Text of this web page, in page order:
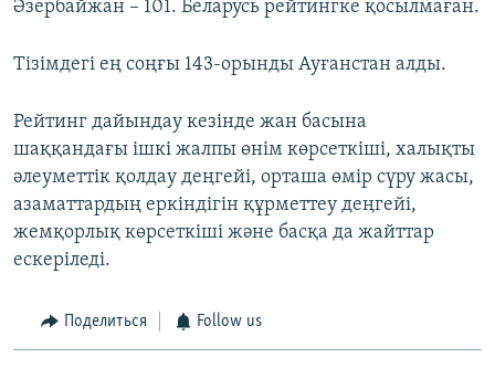
Әзербайжан – 101. Беларусь рейтингке қосылмаған.
Тізімдегі ең соңғы 143-орынды Ауғанстан алды.
Рейтинг дайындау кезінде жан басына
шаққандағы ішкі жалпы өнім көрсеткіші, халықты
әлеуметтік қолдау деңгейі, орташа өмір сүру жасы,
азаматтардың еркіндігін құрметтеу деңгейі,
жемқорлық көрсеткіші және басқа да жайттар
ескеріледі.
Поделиться Follow us